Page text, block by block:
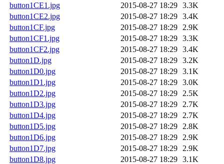
button1CE1.jpg
2015-08-27 18:29 3.3K
button1CE2.jpg
2015-08-27 18:29 3.4K
button1CF.jpg
2015-08-27 18:29
2.9K
button1CF1.jpg
2015-08-27 18:29 3.3K
button1CF2.jpg
2015-08-27 18:29 3.4K
button1D.jpg
2015-08-27 18:29 3.2K
button1D0.jpg
2015-08-27 18:29 3.1K
button1D1.jpg
2015-08-27 18:29 3.0K
button1D2.jpg
2015-08-27 18:29
2.5K
button1D3.jpg
2015-08-27 18:29
2.7K
button1D4.jpg
2015-08-27 18:29
2.7K
button1D5.jpg
2015-08-27 18:29
2.8K
button1D6.jpg
2015-08-27 18:29
2.9K
button1D7.jpg
2015-08-27 18:29
2.9K
button1D8.jpg
2015-08-27 18:29 3.1K